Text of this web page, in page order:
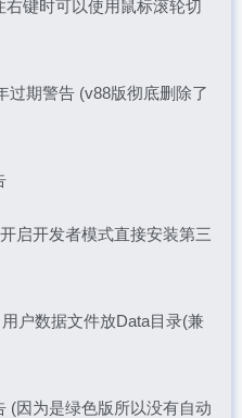
键时可以使用鼠标滚轮切
期警告 (v88版彻底删除了
启开发者模式直接安装第三
户数据文件放Data目录(兼
(因为是绿色版所以没有自动